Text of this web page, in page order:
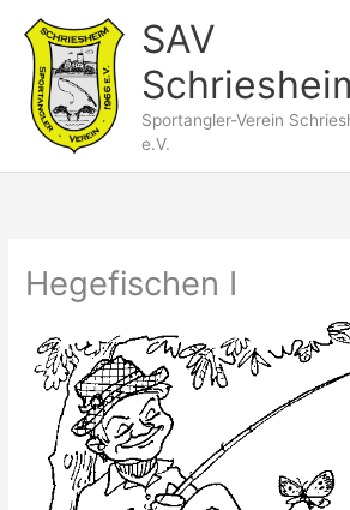
Inhalt
springen
SAV
Sportangler-Verein
e.V.
Hegefischen I